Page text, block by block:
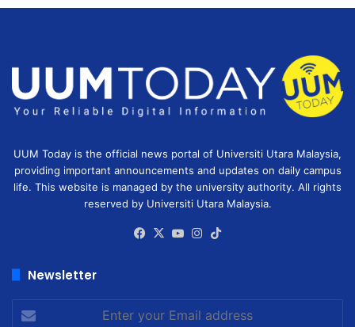
UUM Today is the official news portal of Universiti Utara Malaysia,
providing important announcements and updates on daily campus
life. This website is managed by the university authority. All rights
reserved by Universiti Utara Malaysia.
Facebook
X YouTubeInstagram
Newsletter
your